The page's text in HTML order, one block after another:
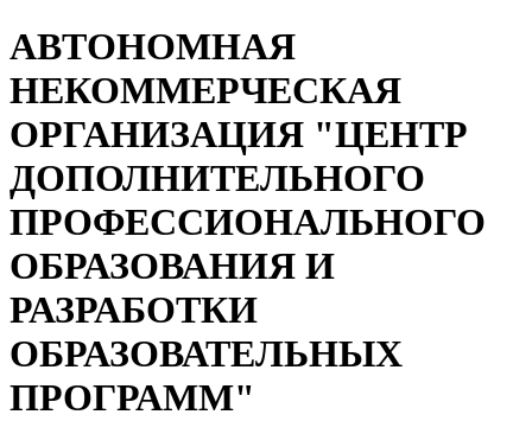
АВТОНОМНАЯ
НЕКОММЕРЧЕСКАЯ
ОРГАНИЗАЦИЯ "ЦЕНТР
ДОПОЛНИТЕЛЬНОГО
ПРОФЕССИОНАЛЬНОГО
ОБРАЗОВАНИЯ И
РАЗРАБОТКИ
ОБРАЗОВАТЕЛЬНЫХ
ПРОГРАММ"